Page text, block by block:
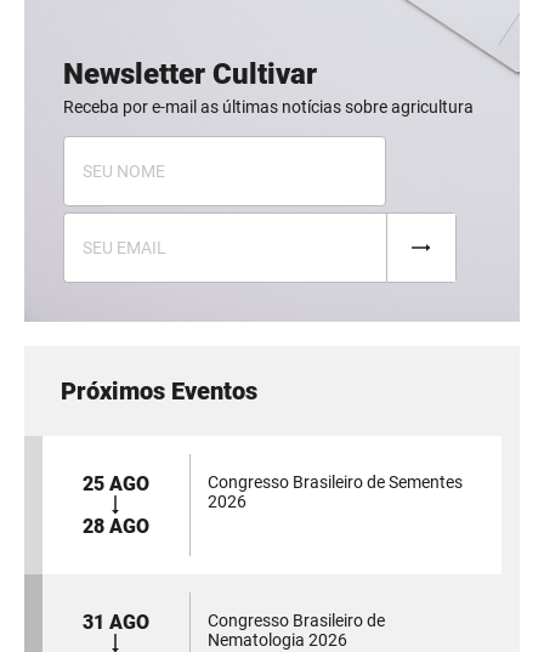
Newsletter Cultivar
Receba por e-mail as últimas notícias sobre agricultura
Próximos Eventos
25 AGO
28 AGO
Congresso Brasileiro de Sementes
2026
31 AGO
Congresso Brasileiro de
Nematologia 2026